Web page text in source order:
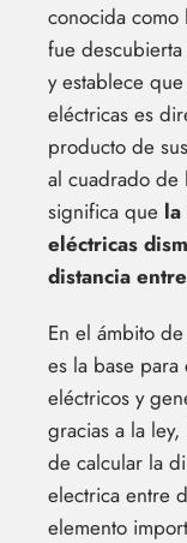
conocida como
fue
y establece
eléctricas es
producto de
al cuadrado de
significa que
eléctricas
distancia
En el ámbito
es la base
eléctricos y
gracias a la
de calcular la
electrica entre
elemento